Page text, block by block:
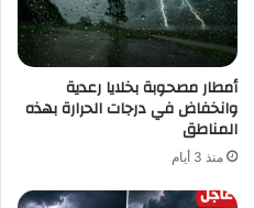
أمطار مصحوبة بخلايا رعدية
وانخفاض في درجات الحرارة بهذه
المناطق
منذ 3 أيام